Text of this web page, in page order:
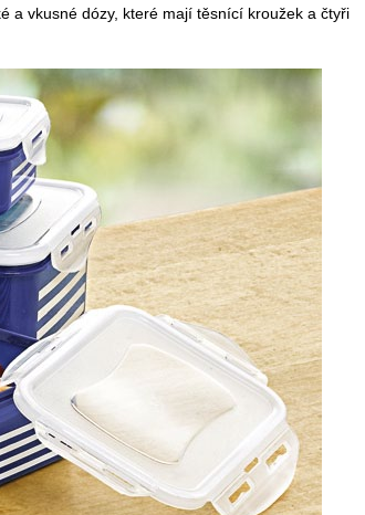
a vkusné dózy, které mají těsnící kroužek a čtyři